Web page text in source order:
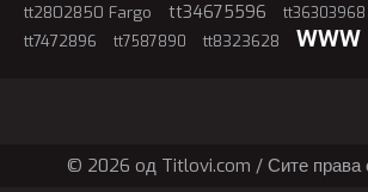
tt2802850 Fargo
tt34675596 tt36303968
tt7472896 tt7587890 tt8323628 WWW
© 2026 oд Titlovi.com / Сите права